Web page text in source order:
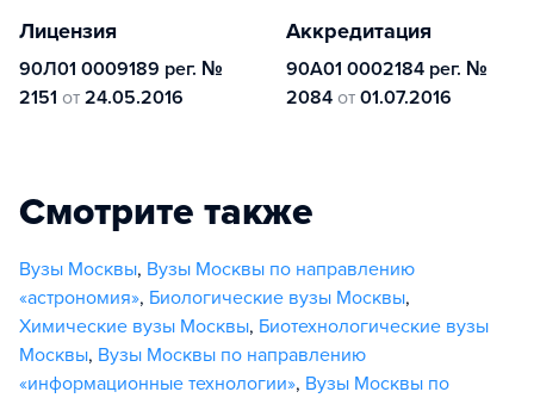
Лицензия
90Л01 0009189 рег. №
2151 от 24.05.2016
Аккредитация
90А01 0002184 рег. №
2084 от 01.07.2016
Смотрите также
Вузы Москвы, Вузы Москвы по направлению
«астрономия», Биологические вузы Москвы,
Химические вузы Москвы, Биотехнологические вузы
Москвы, Вузы Москвы по направлению
«информационные технологии», Вузы Москвы по